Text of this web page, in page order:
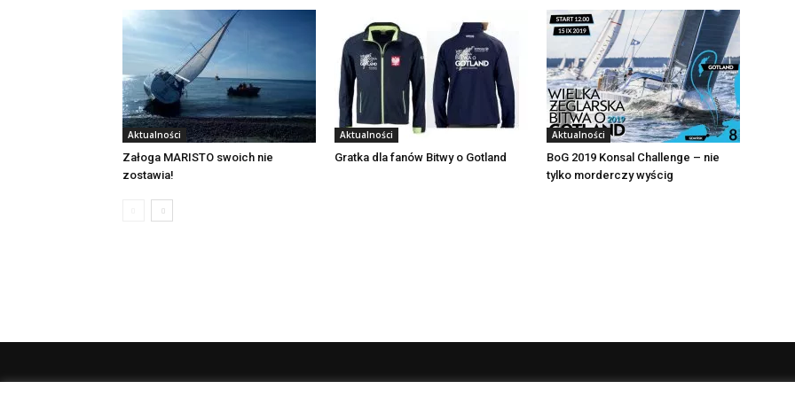
Aktualności
Załoga MARISTO swoich nie
zostawia!
Aktualności
Gratka dla fanów Bitwy o Gotland
Aktualności
BoG 2019 Konsal Challenge – nie
tylko morderczy wyścig